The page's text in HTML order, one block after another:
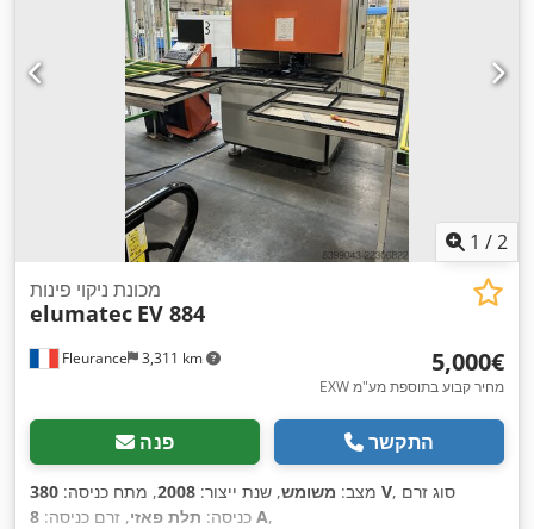
1 /2
Fleurance 3,311 km
מכונת ניקוי פינות
elumatec EV 884
‏5,000 ‏€
EXW מחיר קבוע בתוספת מע"מ
פנה התקשר
מצב: משומש, שנת ייצור: 2008, מתח כניסה: 380 V, סוג זרם
כניסה: תלת פאזי, זרם כניסה: 8 A,